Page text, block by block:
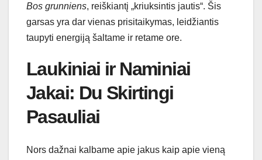
Bos grunniens, reiškiantį „kriuksintis jautis“. Šis
garsas yra dar vienas prisitaikymas, leidžiantis
taupyti energiją šaltame ir retame ore.
Laukiniai ir Naminiai
Jakai: Du Skirtingi
Pasauliai
Nors dažnai kalbame apie jakus kaip apie vieną